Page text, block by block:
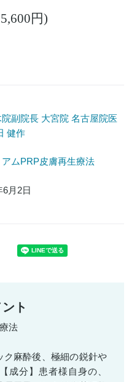
円)
副院長 大宮院 名古屋院医
健作
アムPRP皮膚再生療法
6月2日
ト
法
ク麻酔後、極細の鋭針や
成分】患者様自身の、